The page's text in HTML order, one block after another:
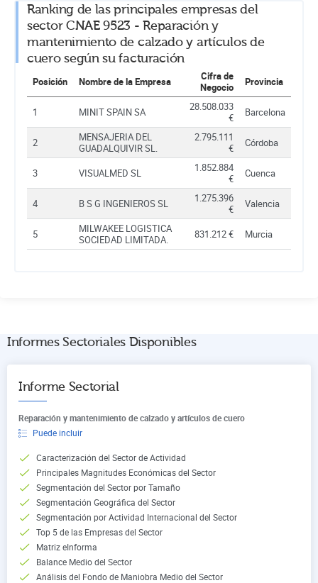
Ranking de las principales empresas del
sector CNAE 9523 - Reparación y
mantenimiento de calzado y artículos de
cuero según su facturación
Posición Nombre de la Empresa
Cifra de
Negocio
Provincia
1 MINIT SPAIN SA
28.508.033
€
Barcelona
2
MENSAJERIA DEL
GUADALQUIVIR SL.
2.795.111
€
Córdoba
3 VISUALMED SL
1.852.884
€
Cuenca
4 B S G INGENIEROS SL
1.275.396
€
Valencia
5
MILWAKEE LOGISTICA
SOCIEDAD LIMITADA.
831.212 € Murcia
Informes Sectoriales Disponibles
Informe Sectorial
Reparación y mantenimiento de calzado y artículos de cuero
Puede incluir
Caracterización del Sector de Actividad
Principales Magnitudes Económicas del Sector
Segmentación del Sector por Tamaño
Segmentación Geográfica del Sector
Segmentación por Actividad Internacional del Sector
Top 5 de las Empresas del Sector
Matriz eInforma
Balance Medio del Sector
Análisis del Fondo de Maniobra Medio del Sector